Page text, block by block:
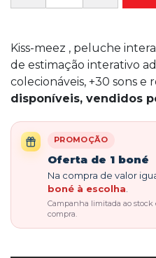
Kiss-meez , peluche
de estimação interativo
colecionáveis, +30 sons e
disponíveis, vendidos
PROMOÇÃO
Oferta de 1 boné
Na compra de valor
boné à escolha
Campanha limitada ao
compra.